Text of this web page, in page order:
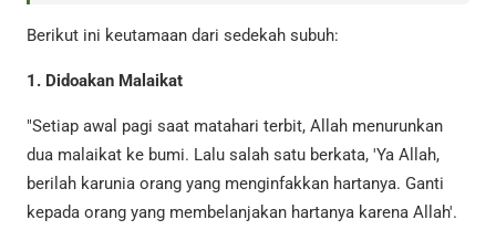
Berikut ini keutamaan dari sedekah subuh:
1. Didoakan Malaikat
"Setiap awal pagi saat matahari terbit, Allah menurunkan
dua malaikat ke bumi. Lalu salah satu berkata, 'Ya Allah,
berilah karunia orang yang menginfakkan hartanya. Ganti
kepada orang yang membelanjakan hartanya karena Allah'.